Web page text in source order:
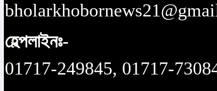
হেল্পলাইনঃ-
01717-249845, 01717-